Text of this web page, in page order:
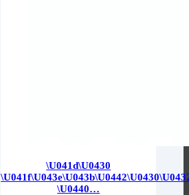
\u041d\u0430
\u0440…